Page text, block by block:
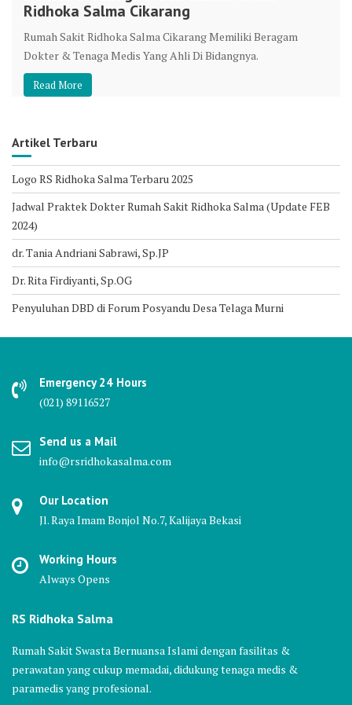
Ridhoka Salma Cikarang
Rumah Sakit Ridhoka Salma Cikarang Memiliki Beragam
Dokter & Tenaga Medis Yang Ahli Di Bidangnya.
Read More
Artikel Terbaru
Logo RS Ridhoka Salma Terbaru 2025
Jadwal Praktek Dokter Rumah Sakit Ridhoka Salma (Update FEB
2024)
dr. Tania Andriani Sabrawi, Sp.JP
Dr. Rita Firdiyanti, Sp.OG
Penyuluhan DBD di Forum Posyandu Desa Telaga Murni
Emergency 24 Hours
(021) 89116527
Send us a Mail
info@rsridhokasalma.com
Our Location
Jl. Raya Imam Bonjol No.7, Kalijaya Bekasi
Working Hours
Always Opens
RS Ridhoka Salma
Rumah Sakit Swasta Bernuansa Islami dengan fasilitas &
perawatan yang cukup memadai, didukung tenaga medis &
paramedis yang profesional.